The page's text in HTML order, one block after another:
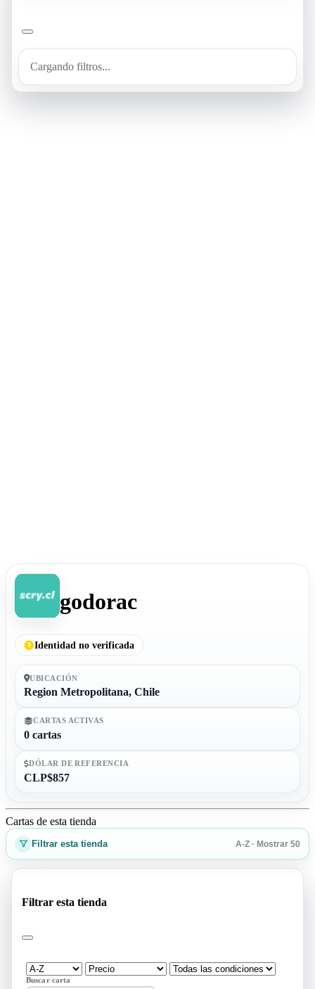
Cargando filtros...
godorac
Identidad no verificada
UBICACIÓN
Region Metropolitana, Chile
CARTAS ACTIVAS
0 cartas
DÓLAR DE REFERENCIA
CLP$857
Cartas de esta tienda
Filtrar esta tienda A-Z · Mostrar 50
Filtrar esta tienda
Buscar carta